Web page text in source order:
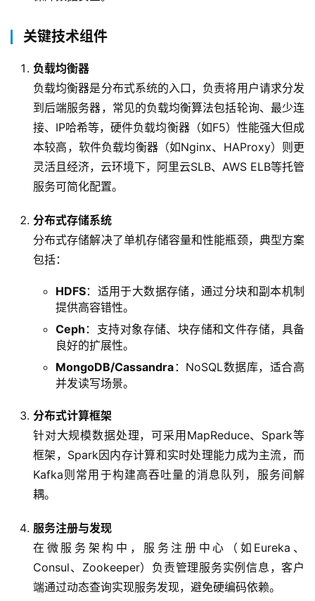
关键技术组件
负载均衡器
负载均衡器是分布式系统的入口，负责将用户请求分发
到后端服务器，常见的负载均衡算法包括轮询、最少连
接、IP哈希等，硬件负载均衡器（如F5）性能强大但成
本较高，软件负载均衡器（如Nginx、HAProxy）则更
灵活且经济，云环境下，阿里云SLB、AWS ELB等托管
服务可简化配置。
分布式存储系统
分布式存储解决了单机存储容量和性能瓶颈，典型方案
包括：
HDFS：适用于大数据存储，通过分块和副本机制
提供高容错性。
Ceph ：支持对象存储、块存储和文件存储，具备
良好的扩展性。
MongoDB/Cassandra ：NoSQL数据库，适合高
并发读写场景。
分布式计算框架
针对大规模数据处理，可采用MapReduce、Spark等
框架，Spark因内存计算和实时处理能力成为主流，而
Kafka则常用于构建高吞吐量的消息队列，服务间解
耦。
服务注册与发现
在微服务架构中，服务注册中心（如Eureka、
Consul、Zookeeper）负责管理服务实例信息，客户
端通过动态查询实现服务发现，避免硬编码依赖。